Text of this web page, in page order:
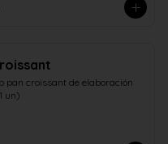
pan croissant de elaboración
un)